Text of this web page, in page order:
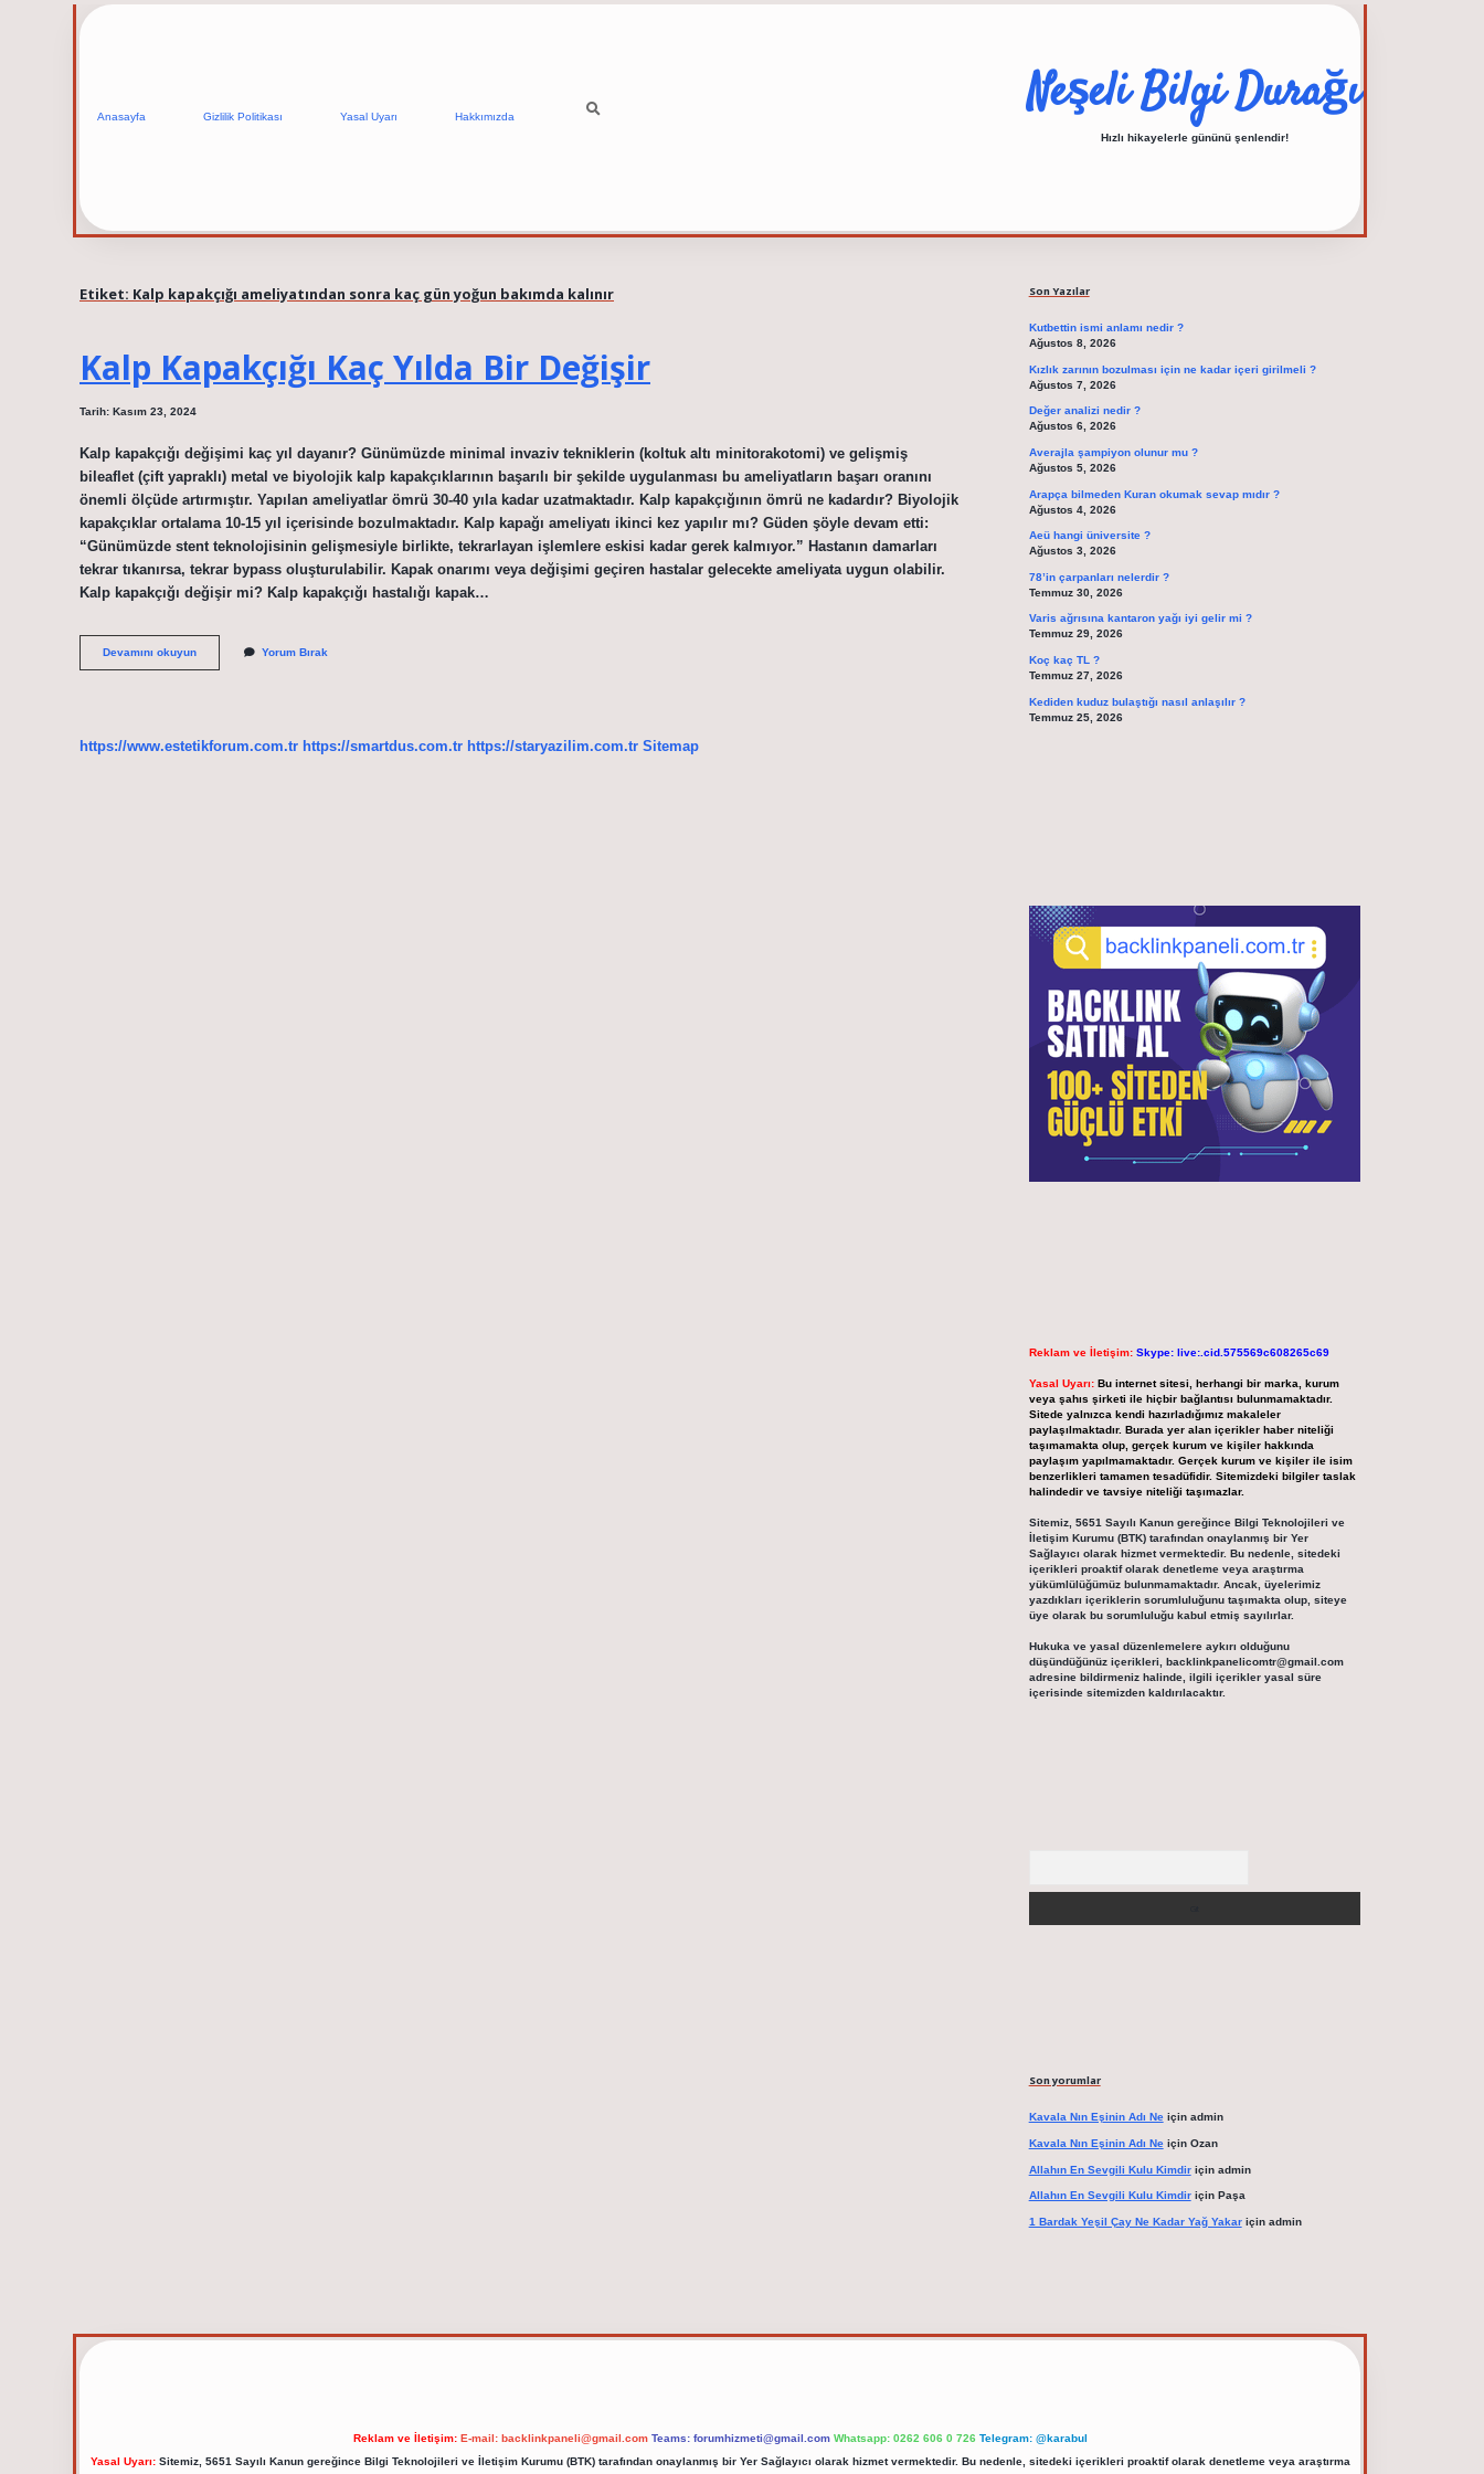
Anasayfa Gizlilik Politikası Yasal Uyarı Hakkımızda Neşeli Bilgi Durağı
Hızlı hikayelerle gününü şenlendir!
Etiket: Kalp kapakçığı ameliyatından sonra kaç gün yoğun bakımda kalınır
Kalp Kapakçığı Kaç Yılda Bir Değişir
Tarih: Kasım 23, 2024
Kalp kapakçığı değişimi kaç yıl dayanır? Günümüzde minimal invaziv tekniklerin (koltuk altı minitorakotomi) ve gelişmiş
bileaflet (çift yapraklı) metal ve biyolojik kalp kapakçıklarının başarılı bir şekilde uygulanması bu ameliyatların başarı oranını
önemli ölçüde artırmıştır. Yapılan ameliyatlar ömrü 30-40 yıla kadar uzatmaktadır. Kalp kapakçığının ömrü ne kadardır? Biyolojik
kapakçıklar ortalama 10-15 yıl içerisinde bozulmaktadır. Kalp kapağı ameliyatı ikinci kez yapılır mı? Güden şöyle devam etti:
“Günümüzde stent teknolojisinin gelişmesiyle birlikte, tekrarlayan işlemlere eskisi kadar gerek kalmıyor.” Hastanın damarları
tekrar tıkanırsa, tekrar bypass oluşturulabilir. Kapak onarımı veya değişimi geçiren hastalar gelecekte ameliyata uygun olabilir.
Kalp kapakçığı değişir mi? Kalp kapakçığı hastalığı kapak…
Devamını okuyunKalp
Kapakçığı
Yorum Bırak
https://www.estetikforum.com.tr https://smartdus.com.tr https://staryazilim.com.tr Sitemap
Son Yazılar
Kutbettin ismi anlamı nedir ?
Ağustos 8, 2026
Kızlık zarının bozulması için ne kadar içeri girilmeli ?
Ağustos 7, 2026
Değer analizi nedir ?
Ağustos 6, 2026
Averajla şampiyon olunur mu ?
Ağustos 5, 2026
Arapça bilmeden Kuran okumak sevap mıdır ?
Ağustos 4, 2026
Aeü hangi üniversite ?
Ağustos 3, 2026
78’in çarpanları nelerdir ?
Temmuz 30, 2026
Varis ağrısına kantaron yağı iyi gelir mi ?
Temmuz 29, 2026
Koç kaç TL ?
Temmuz 27, 2026
Kediden kuduz bulaştığı nasıl anlaşılır ?
Temmuz 25, 2026
Reklam ve İletişim: Skype: live:.cid.575569c608265c69
Yasal Uyarı: Bu internet sitesi, herhangi bir marka, kurum
veya şahıs şirketi ile hiçbir bağlantısı bulunmamaktadır.
Sitede yalnızca kendi hazırladığımız makaleler
paylaşılmaktadır. Burada yer alan içerikler haber niteliği
taşımamakta olup, gerçek kurum ve kişiler hakkında
paylaşım yapılmamaktadır. Gerçek kurum ve kişiler ile isim
benzerlikleri tamamen tesadüfidir. Sitemizdeki bilgiler taslak
halindedir ve tavsiye niteliği taşımazlar.
Sitemiz, 5651 Sayılı Kanun gereğince Bilgi Teknolojileri ve
İletişim Kurumu (BTK) tarafından onaylanmış bir Yer
Sağlayıcı olarak hizmet vermektedir. Bu nedenle, sitedeki
içerikleri proaktif olarak denetleme veya araştırma
yükümlülüğümüz bulunmamaktadır. Ancak, üyelerimiz
yazdıkları içeriklerin sorumluluğunu taşımakta olup, siteye
üye olarak bu sorumluluğu kabul etmiş sayılırlar.
Hukuka ve yasal düzenlemelere aykırı olduğunu
düşündüğünüz içerikleri, backlinkpanelicomtr@gmail.com
adresine bildirmeniz halinde, ilgili içerikler yasal süre
içerisinde sitemizden kaldırılacaktır.
Son yorumlar
Kavala Nın Eşinin Adı Neiçin admin
Kavala Nın Eşinin Adı Neiçin Ozan
Allahın En Sevgili Kulu Kimdiriçin admin
Allahın En Sevgili Kulu Kimdiriçin Paşa
1 Bardak Yeşil Çay Ne Kadar Yağ Yakariçin admin
elexbet güncel
Reklam ve İletişim: E-mail: backlinkpaneli@gmail.com Teams: forumhizmeti@gmail.com Whatsapp: 0262 606 0 726 Telegram: @karabul
Yasal Uyarı:Sitemiz, 5651 Sayılı Kanun gereğince Bilgi Teknolojileri ve İletişim Kurumu (BTK) tarafından onaylanmış bir Yer Sağlayıcı olarak hizmet vermektedir. Bu nedenle, sitedeki içerikleri proaktif olarak denetleme veya araştırma